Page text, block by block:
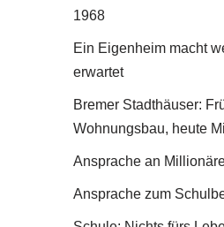
1968
Ein Eigenheim macht
erwartet
Bremer Stadthäuser:
Wohnungsbau, heute
Ansprache an
Ansprache zum